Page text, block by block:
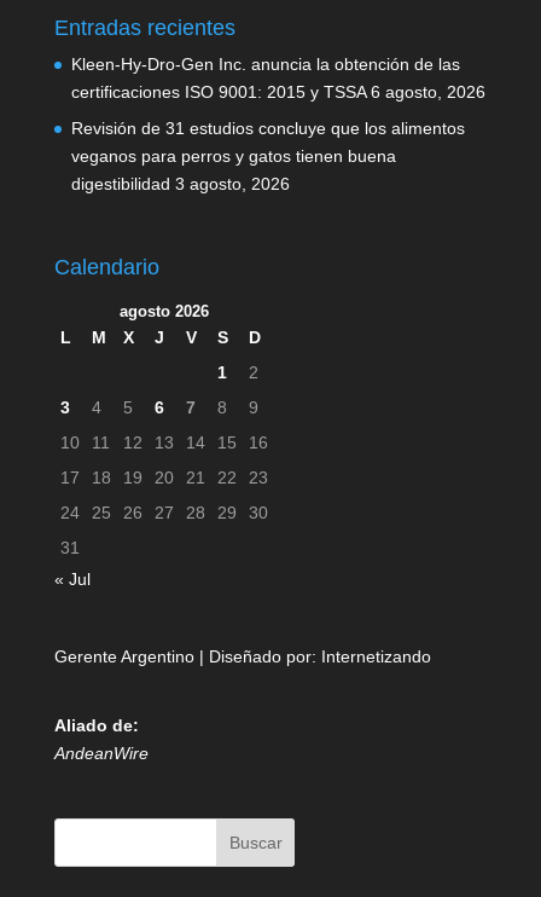
Entradas recientes
Kleen-Hy-Dro-Gen Inc. anuncia la obtención de las
certificaciones ISO 9001: 2015 y TSSA 6 agosto, 2026
Revisión de 31 estudios concluye que los alimentos
veganos para perros y gatos tienen buena
digestibilidad 3 agosto, 2026
Calendario
agosto 2026
L M X J V S
D
1
2
3
4 5 6 7 8
9
10
11 12 13 14 15
16
17
18 19 20 21 22
23
24
25 26 27 28 29
30
31
« Jul
Gerente Argentino | Diseñado por: Internetizando
Aliado de:
AndeanWire